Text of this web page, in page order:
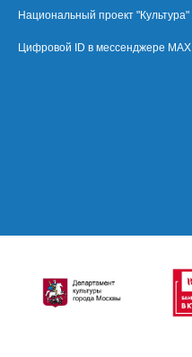
Национальный проект "Культура"
Цифровой ID в мессенджере MAX